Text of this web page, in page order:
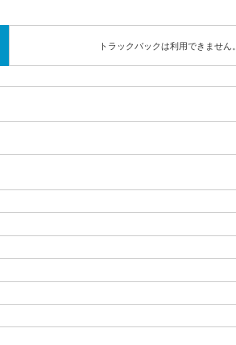
トラックバックは利用できません。